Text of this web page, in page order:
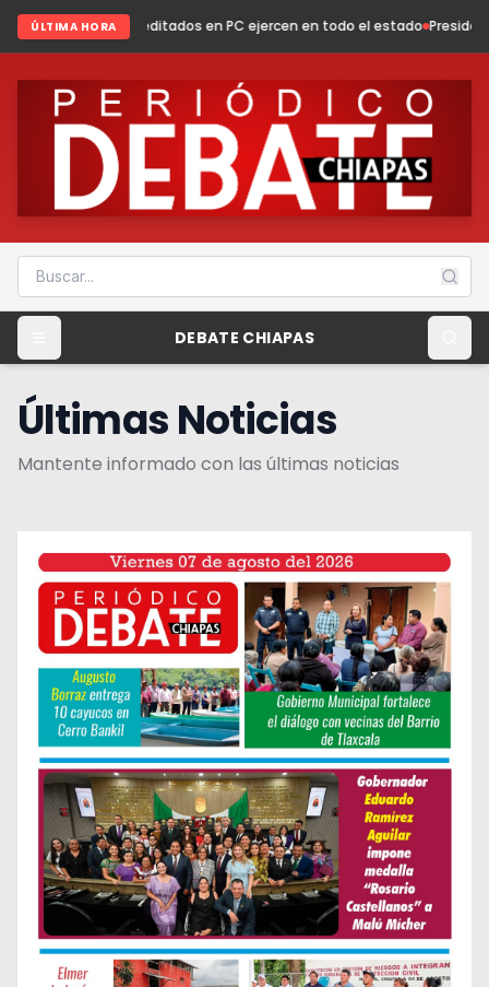
ÚLTIMA HORA
en PC ejercen en todo el estado Presidenta Fabiola Ricci
DEBATE CHIAPAS
Últimas Noticias
Mantente informado con las últimas noticias